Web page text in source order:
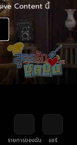
Content นี้
รายการของฉัน
แชร์